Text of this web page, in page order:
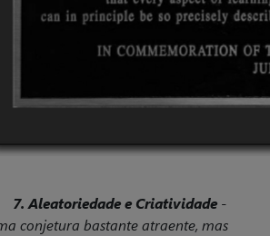
7. Aleatoriedade e Criatividade -
conjetura bastante atraente, mas